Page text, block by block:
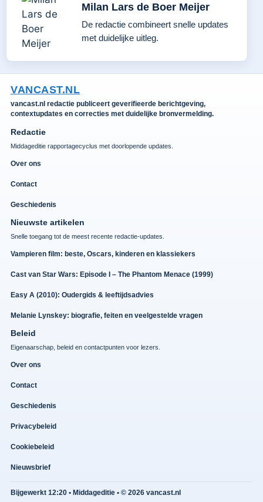
Milan Lars de Boer Meijer
De redactie combineert snelle updates
met duidelijke uitleg.
VANCAST.NL
vancast.nl redactie publiceert geverifieerde berichtgeving,
contextupdates en correcties met duidelijke bronvermelding.
Redactie
Middageditie rapportagecyclus met doorlopende updates.
Over ons
Contact
Geschiedenis
Nieuwste artikelen
Snelle toegang tot de meest recente redactie-updates.
Vampieren film: beste, Oscars, kinderen en klassiekers
Cast van Star Wars: Episode I – The Phantom Menace (1999)
Easy A (2010): Oudergids & leeftijdsadvies
Melanie Lynskey: biografie, feiten en veelgestelde vragen
Beleid
Eigenaarschap, beleid en contactpunten voor lezers.
Over ons
Contact
Geschiedenis
Privacybeleid
Cookiebeleid
Nieuwsbrief
Bijgewerkt 12:20 • Middageditie • © 2026 vancast.nl